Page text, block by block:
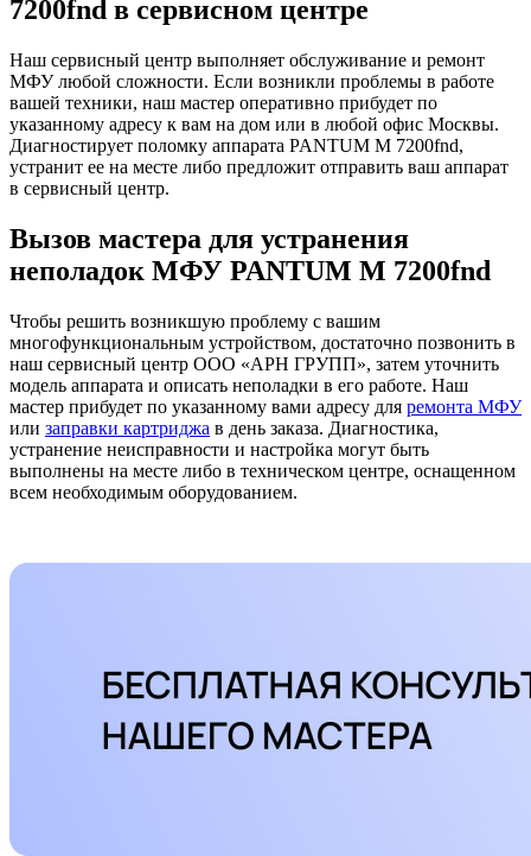
7200fnd в сервисном центре
Наш сервисный центр выполняет обслуживание и ремонт
МФУ любой сложности. Если возникли проблемы в работе
вашей техники, наш мастер оперативно прибудет по
указанному адресу к вам на дом или в любой офис Москвы.
Диагностирует поломку аппарата PANTUM M 7200fnd,
устранит ее на месте либо предложит отправить ваш аппарат
в сервисный центр.
Вызов мастера для устранения
неполадок МФУ PANTUM M 7200fnd
Чтобы решить возникшую проблему с вашим
многофункциональным устройством, достаточно позвонить в
наш сервисный центр ООО «АРН ГРУПП», затем уточнить
модель аппарата и описать неполадки в его работе. Наш
мастер прибудет по указанному вами адресу для ремонта МФУ
или заправки картриджа в день заказа. Диагностика,
устранение неисправности и настройка могут быть
выполнены на месте либо в техническом центре, оснащенном
всем необходимым оборудованием.